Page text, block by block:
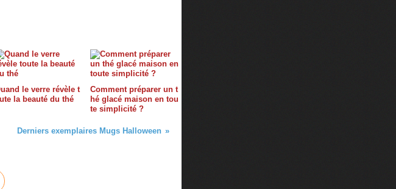
le verre révèle t
la beauté du thé
Comment préparer un t
hé glacé maison en tou
te simplicité ?
Derniers exemplaires Mugs Halloween